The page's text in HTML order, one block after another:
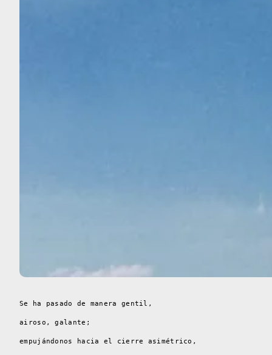
Se ha pasado de manera gentil,
airoso, galante;
empujándonos hacia el cierre asimétrico,